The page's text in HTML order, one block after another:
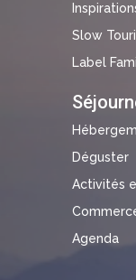
Slow
Label
Déguster
Activités
Agenda